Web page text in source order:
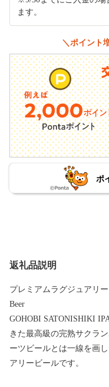
ます。
＼ポイント
ポ
返礼品説明
プレミアムラグジュアリ
Beer
GOHOBI SATONISHIKI
きた最高級の完熟サクラ
ーツビールとは一線を画
アリービールです。